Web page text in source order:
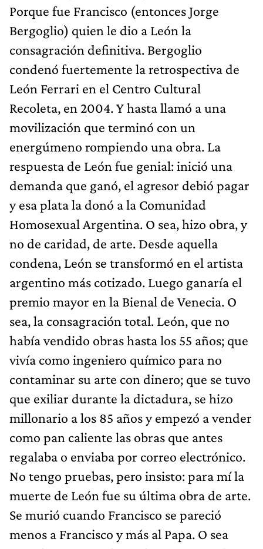
Porque fue Francisco (entonces Jorge
Bergoglio) quien le dio a León la
consagración definitiva. Bergoglio
condenó fuertemente la retrospectiva de
León Ferrari en el Centro Cultural
Recoleta, en 2004. Y hasta llamó a una
movilización que terminó con un
energúmeno rompiendo una obra. La
respuesta de León fue genial: inició una
demanda que ganó, el agresor debió pagar
y esa plata la donó a la Comunidad
Homosexual Argentina. O sea, hizo obra, y
no de caridad, de arte. Desde aquella
condena, León se transformó en el artista
argentino más cotizado. Luego ganaría el
premio mayor en la Bienal de Venecia. O
sea, la consagración total. León, que no
había vendido obras hasta los 55 años; que
vivía como ingeniero químico para no
contaminar su arte con dinero; que se tuvo
que exiliar durante la dictadura, se hizo
millonario a los 85 años y empezó a vender
como pan caliente las obras que antes
regalaba o enviaba por correo electrónico.
No tengo pruebas, pero insisto: para mí la
muerte de León fue su última obra de arte.
Se murió cuando Francisco se pareció
menos a Francisco y más al Papa. O sea